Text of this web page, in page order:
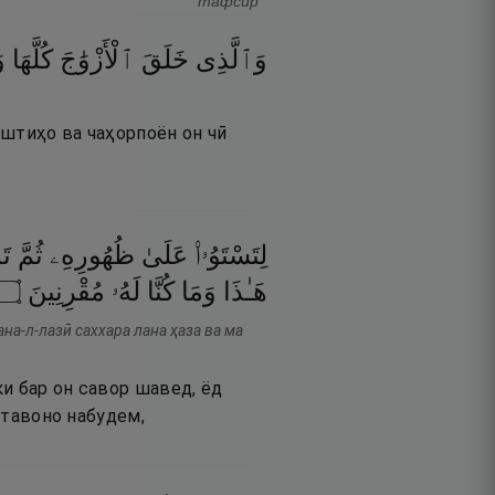
وَٱلَّذِى خَلَقَ ٱلْأَزْوَٰجَ كُلَّهَا
ва чаҳорпоён он чӣ
لِتَسْتَوُۥا۟ عَلَىٰ ظُهُورِهِۦ ثُمَّ
هَـٰذَا
وَمَا كُنَّا لَهُۥ مُقْرِنِينَ
л-лазӣ саххара лана ҳаза ва ма
бар он савор шавед, ёд
набудем,